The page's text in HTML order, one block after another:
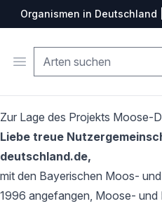
Organismen in
Open menu
Zur Lage des Projekts Moose-
Liebe treue
deutschland.de,
mit den Bayerischen Moos-
1996 angefangen, Moose- und